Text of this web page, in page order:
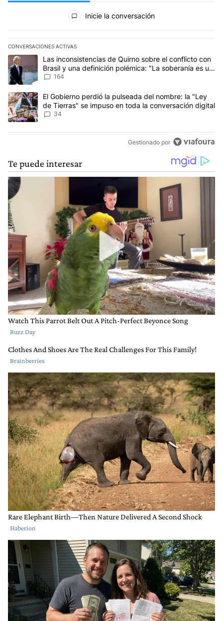
Todos los comentarios
Inicie la conversación
CONVERSACIONES ACTIVAS
Este listado muestra los artículos con más comentarios en los
Un artículo de tendencia con el título "Las inconsistencias de
Las inconsistencias de Quirno sobre el conflicto con
Brasil y una definición polémica: "La soberanía es un
concepto antiguo"
164
Un artículo de tendencia con el título "El Gobierno perdió la
El Gobierno perdió la pulseada del nombre: la "Ley
de Tierras" se impuso en toda la conversación digital
34
Gestionado por